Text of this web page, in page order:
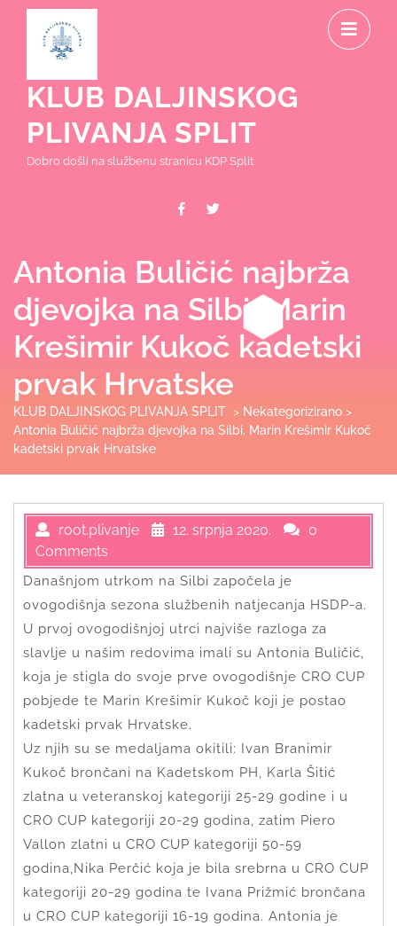
content
KLUB DALJINSKOG
PLIVANJA SPLIT
Dobro došli na službenu stranicu KDP Split
Facebook
Antonia Buličić najbrža
djevojka na Silbi, Marin
Krešimir Kukoč kadetski
prvak Hrvatske
KLUB DALJINSKOG PLIVANJA SPLIT > Nekategorizirano >
Antonia Buličić najbrža djevojka na Silbi, Marin Krešimir Kukoč
kadetski prvak Hrvatske
root.plivanje 12. srpnja 2020.
0
Comments
Današnjom utrkom na Silbi započela je
ovogodišnja sezona službenih natjecanja HSDP-a.
U prvoj ovogodišnjoj utrci najviše razloga za
slavlje u našim redovima imali su Antonia Buličić,
koja je stigla do svoje prve ovogodišnje CRO CUP
pobjede te Marin Krešimir Kukoč koji je postao
kadetski prvak Hrvatske.
Uz njih su se medaljama okitili: Ivan Branimir
Kukoč brončani na Kadetskom PH, Karla Šitić
zlatna u veteranskoj kategoriji 25-29 godine i u
CRO CUP kategoriji 20-29 godina, zatim Piero
Vallon zlatni u CRO CUP kategoriji 50-59
godina,Nika Perčić koja je bila srebrna u CRO CUP
kategoriji 20-29 godina te Ivana Prižmić brončana
u CRO CUP kategoriji 16-19 godina. Antonia je